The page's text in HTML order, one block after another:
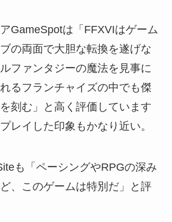
GameSpotは「FFXVIはゲーム
の両面で大胆な転換を遂げな
ファンタジーの魔法を見事に
るフランチャイズの中でも傑
刻む」と高く評価しています
レイした印象もかなり近い。
も「ペーシングやRPGの深み
、このゲームは特別だ」と評